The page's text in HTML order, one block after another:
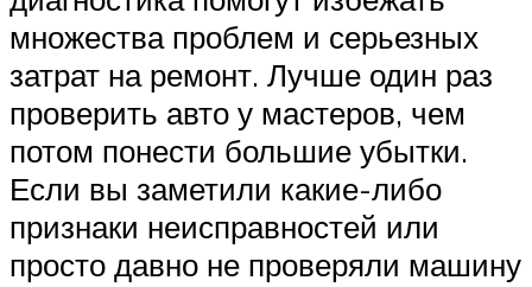
множества проблем и серьезных
затрат на ремонт. Лучше один раз
проверить авто у мастеров, чем
потом понести большие убытки.
Если вы заметили какие-либо
признаки неисправностей или
просто давно не проверяли машину